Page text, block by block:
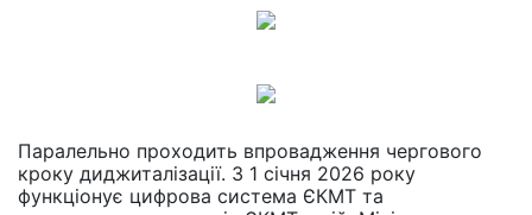
Паралельно проходить впровадження чергового
кроку диджиталізації. З 1 січня 2026 року
функціонує цифрова система ЄКМТ та